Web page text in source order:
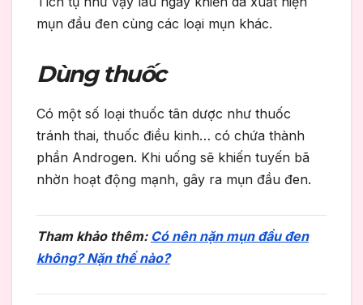
mụn đầu đen cùng các loại mụn khác.
Dùng thuốc
Có một số loại thuốc tân dược như thuốc
tránh thai, thuốc điều kinh… có chứa thành
phần Androgen. Khi uống sẽ khiến tuyến bã
nhờn hoạt động mạnh, gây ra mụn đầu đen.
Tham khảo thêm: Có nên nặn mụn đầu đen
không? Nặn thế nào?